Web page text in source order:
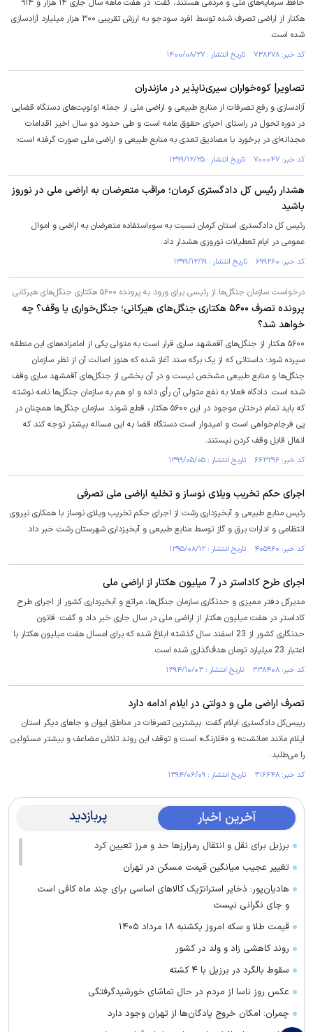
حافظ سرمایه‌های ملی و مردمی هستند، گفت: در هفت ماهه سال جاری ۱۴ هزار و ۹۱۴
هکتار از اراضی تصرف شده توسط افرد سودجو به ارزش تقریبی ۳۰۰ هزار میلیارد آزادسازی
شده است.
کد خبر: ۷۳۸۲۷۸ تاریخ انتشار : ۱۴۰۰/۰۸/۲۷
تصاویر| کوه‌خواران سیری‌ناپذیر در مازندران
آزادسازی و رفع تصرفات از منابع طبیعی و اراضی ملی از جمله اولویت‌های دستگاه قضایی
در دوره تحول در راستای احیای حقوق عامه است و طی حدود دو سال اخیر اقدامات
مجدانه‌ای در برخورد با مصادیق تعدی به منابع طبیعی و اراضی ملی صورت گرفته است؛
کد خبر: ۷۰۰۰۴۷ تاریخ انتشار : ۱۳۹۹/۱۲/۲۵
هشدار رئیس کل دادگستری کرمان؛ مراقب متعرضان به اراضی ملی در نوروز
باشید
رئیس کل دادگستری استان کرمان نسبت به سوء‌استفاده متعرضان به اراضی و اموال
عمومی در ایام تعطیلات نوروزی هشدار داد.
کد خبر: ۶۹۹۲۶۰ تاریخ انتشار : ۱۳۹۹/۱۲/۱۹
درخواست سازمان جنگل‌ها از رئیسی برای ورود به پرونده ۵۶۰۰ هکتاری جنگل‌های هیرکانی
پرونده تصرف ۵۶۰۰ هکتاری جنگل‌های هیرکانی؛ جنگل‌خواری یا وقف؟ چه
خواهد شد؟
۵۶۰۰ هکتار از جنگل‌های آقمشهد ساری قرار است به متولی یکی از امامزاده‌های این منطقه
سپرده شود؛ داستانی که از یک برگه سند آغاز شده که هنوز اصالت آن از نظر سازمان
جنگل‌ها و منابع طبیعی مشخص نیست و در آن بخشی از جنگل‌های آقمشهد ساری وقف
شده است. دادگاه فعلا به نفع متولی آن رأی داده و او هم به سازمان جنگل‌ها نامه نوشته
که باید تمام درختان موجود در این ۵۶۰۰ هکتار، قطع شوند. سازمان جنگل‌ها همچنان در
پی فرجام‌خواهی است و امیدوار است دستگاه قضا به این مساله بیشتر توجه کند که
انفال قابل وقف کردن نیستند.
کد خبر: ۶۶۳۲۹۶ تاریخ انتشار : ۱۳۹۹/۰۵/۰۵
اجرای حکم تخریب ویلای نوساز و تخلیه اراضی ملی تصرفی
رئیس منابع طبیعی و آبخیزداری رشت از اجرای حکم تخریب ویلای نوساز با همکاری نیروی
انتظامی و ادارات برق و گاز توسط منابع طبیعی و آبخیزداری شهرستان رشت خبر داد.
کد خبر: ۴۰۵۹۶۰ تاریخ انتشار : ۱۳۹۵/۰۸/۱۲
اجرای طرح کاداستر در 7 میلیون هکتار از اراضی ملی
مدیرکل دفتر ممیزی و حدنگاری سازمان جنگل‌ها، مراتع و آبخیزداری کشور از اجرای طرح
کاداستر در هفت میلیون هکتار از اراضی ملی در سال‌ جاری خبر داد و گفت: قانون
حدنگاری کشور از 23 اسفند سال گذشته ابلاغ شده که برای امسال هفت میلیون هکتار با
اعتبار 23 میلیارد تومان هدف‌گذاری شده است.
کد خبر: ۳۳۸۴۰۸ تاریخ انتشار : ۱۳۹۴/۱۰/۰۳
تصرف اراضی ملی و دولتی در ایلام ادامه دارد
رییس‌کل دادگستری ایلام گفت: بیشترین تصرفات در مناطق ایوان و جاهای دیگر استان
ایلام مانند «مانشت» و «قلارنگ» است و توقف این روند تلاش مضاعف و بیشتر مسئولین
را می‌طلبد.
کد خبر: ۳۱۶۶۴۸ تاریخ انتشار : ۱۳۹۴/۰۶/۰۹
آخرین اخبار پربازدید
برزیل برای نقل‌ و انتقال رمزارز‌ها حد و مرز تعیین کرد
تغییر عجیب میانگین قیمت مسکن در تهران
هادیان‌پور: ذخایر استراتژیک کالا‌های اساسی برای چند ماه کافی است
و جای نگرانی نیست
قیمت طلا و سکه امروز یکشنبه ۱۸ مرداد ۱۴۰۵
روند کاهشی زاد و ولد در کشور
سقوط بالگرد در برزیل با ۴ کشته
عکس روز ناسا از مردم در حال تماشای خورشیدگرفتگی
چمران: امکان خروج پادگان‌ها از تهران وجود دارد